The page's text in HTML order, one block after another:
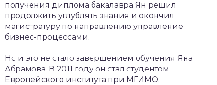
получения диплома бакалавра Ян решил
продолжить углублять знания и окончил
магистратуру по направлению управление
бизнес-процессами.
Но и это не стало завершением обучения Яна
Абрамова. В 2011 году он стал студентом
Европейского института при МГИМО.